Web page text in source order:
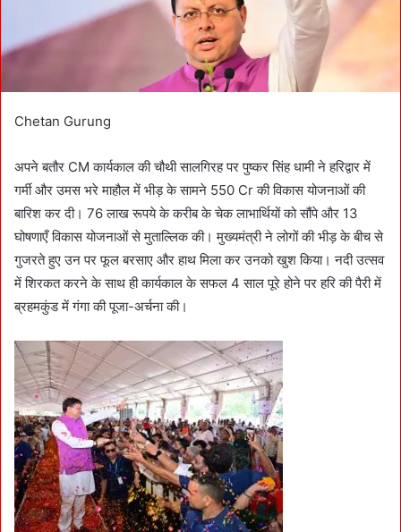
l
Chetan Gurung
अपने बतौर CM कार्यकाल की चौथी सालगिरह पर पुष्कर सिंह धामी ने हरिद्वार में
गर्मी और उमस भरे माहौल में भीड़ के सामने 550 Cr की विकास योजनाओं की
बारिश कर दी। 76 लाख रूपये के करीब के चेक लाभार्थियों को सौंपे और 13
घोषणाएँ विकास योजनाओं से मुताल्लिक की। मुख्यमंत्री ने लोगों की भीड़ के बीच से
गुजरते हुए उन पर फूल बरसाए और हाथ मिला कर उनको खुश किया। नदी उत्सव
में शिरकत करने के साथ ही कार्यकाल के सफल 4 साल पूरे होने पर हरि की पैरी में
ब्रहमकुंड में गंगा की पूजा-अर्चना की।